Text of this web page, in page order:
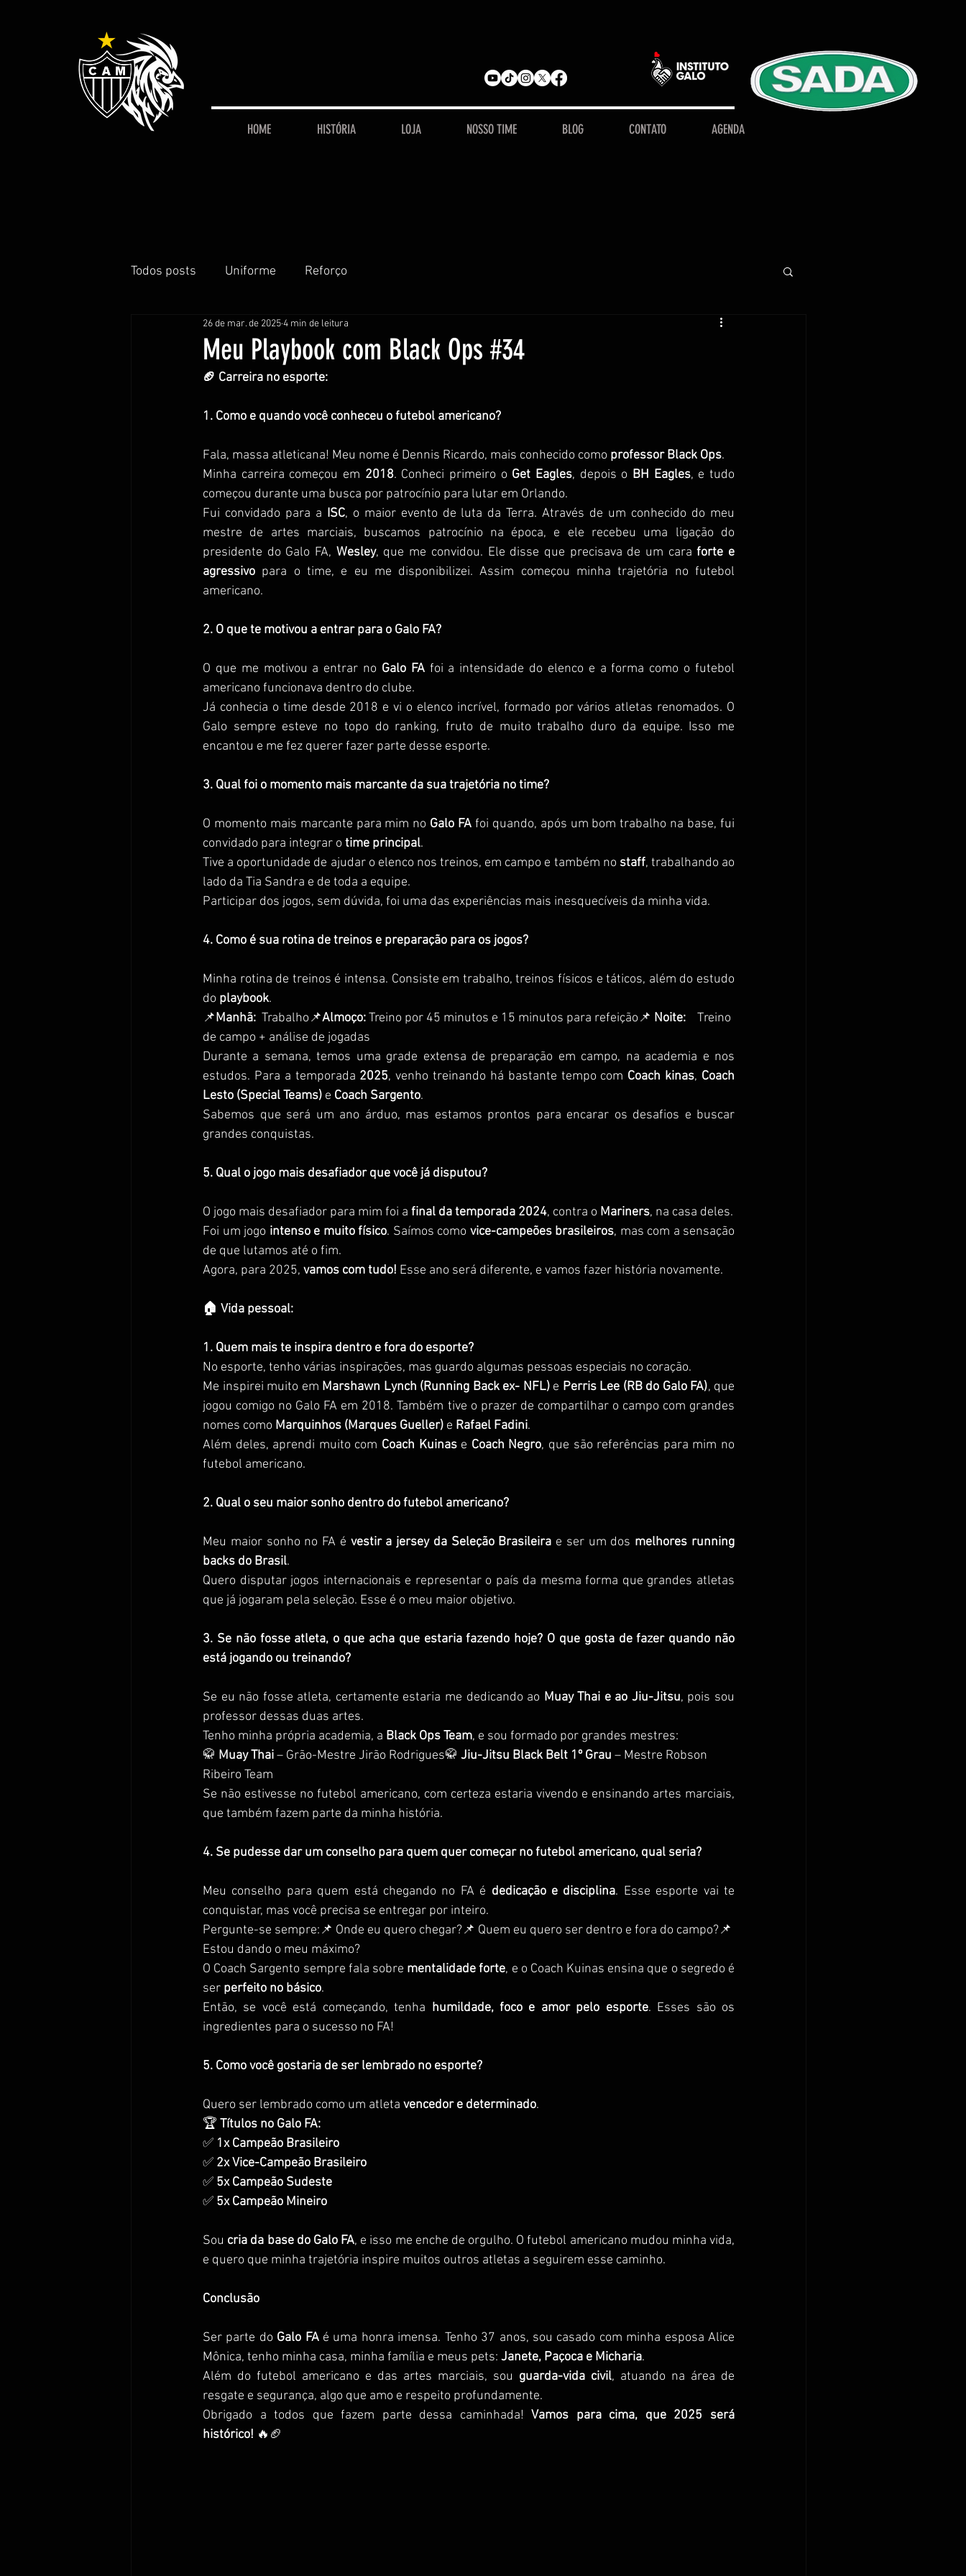
HOME HISTÓRIA LOJA NOSSO TIME BLOG CONTATO AGENDA
Todos posts Uniforme Reforço
Meu Playbook com Black Ops #34
26 de mar. de 20254 min de leitura
🏈 Carreira no esporte:
1. Como e quando você conheceu o futebol americano?
Fala, massa atleticana! Meu nome é Dennis Ricardo, mais conhecido como professor Black Ops.
Minha carreira começou em 2018. Conheci primeiro o Get Eagles, depois o BH Eagles, e tudo
começou durante uma busca por patrocínio para lutar em Orlando.
Fui convidado para a ISC, o maior evento de luta da Terra. Através de um conhecido do meu
mestre de artes marciais, buscamos patrocínio na época, e ele recebeu uma ligação do
presidente do Galo FA, Wesley, que me convidou. Ele disse que precisava de um cara forte e
agressivo para o time, e eu me disponibilizei. Assim começou minha trajetória no futebol
americano.
2. O que te motivou a entrar para o Galo FA?
O que me motivou a entrar no Galo FA foi a intensidade do elenco e a forma como o futebol
americano funcionava dentro do clube.
Já conhecia o time desde 2018 e vi o elenco incrível, formado por vários atletas renomados. O
Galo sempre esteve no topo do ranking, fruto de muito trabalho duro da equipe. Isso me
encantou e me fez querer fazer parte desse esporte.
3. Qual foi o momento mais marcante da sua trajetória no time?
O momento mais marcante para mim no Galo FA foi quando, após um bom trabalho na base, fui
convidado para integrar o time principal.
Tive a oportunidade de ajudar o elenco nos treinos, em campo e também no staff, trabalhando ao
lado da Tia Sandra e de toda a equipe.
Participar dos jogos, sem dúvida, foi uma das experiências mais inesquecíveis da minha vida.
4. Como é sua rotina de treinos e preparação para os jogos?
Minha rotina de treinos é intensa. Consiste em trabalho, treinos físicos e táticos, além do estudo
do playbook.
📌Manhã: Trabalho📌Almoço: Treino por 45 minutos e 15 minutos para refeição📌 Noite: Treino
de campo + análise de jogadas
Durante a semana, temos uma grade extensa de preparação em campo, na academia e nos
estudos. Para a temporada 2025, venho treinando há bastante tempo com Coach kinas, Coach
Lesto (Special Teams) e Coach Sargento.
Sabemos que será um ano árduo, mas estamos prontos para encarar os desafios e buscar
grandes conquistas.
5. Qual o jogo mais desafiador que você já disputou?
O jogo mais desafiador para mim foi a final da temporada 2024, contra o Mariners, na casa deles.
Foi um jogo intenso e muito físico. Saímos como vice-campeões brasileiros, mas com a sensação
de que lutamos até o fim.
Agora, para 2025, vamos com tudo! Esse ano será diferente, e vamos fazer história novamente.
🏠 Vida pessoal:
1. Quem mais te inspira dentro e fora do esporte?
No esporte, tenho várias inspirações, mas guardo algumas pessoas especiais no coração.
Me inspirei muito em Marshawn Lynch (Running Back ex- NFL) e Perris Lee (RB do Galo FA), que
jogou comigo no Galo FA em 2018. Também tive o prazer de compartilhar o campo com grandes
nomes como Marquinhos (Marques Gueller) e Rafael Fadini.
Além deles, aprendi muito com Coach Kuinas e Coach Negro, que são referências para mim no
futebol americano.
2. Qual o seu maior sonho dentro do futebol americano?
Meu maior sonho no FA é vestir a jersey da Seleção Brasileira e ser um dos melhores running
backs do Brasil.
Quero disputar jogos internacionais e representar o país da mesma forma que grandes atletas
que já jogaram pela seleção. Esse é o meu maior objetivo.
3. Se não fosse atleta, o que acha que estaria fazendo hoje? O que gosta de fazer quando não
está jogando ou treinando?
Se eu não fosse atleta, certamente estaria me dedicando ao Muay Thai e ao Jiu-Jitsu, pois sou
professor dessas duas artes.
Tenho minha própria academia, a Black Ops Team, e sou formado por grandes mestres:
🥋 Muay Thai – Grão-Mestre Jirão Rodrigues🥋 Jiu-Jitsu Black Belt 1º Grau – Mestre Robson
Ribeiro Team
Se não estivesse no futebol americano, com certeza estaria vivendo e ensinando artes marciais,
que também fazem parte da minha história.
4. Se pudesse dar um conselho para quem quer começar no futebol americano, qual seria?
Meu conselho para quem está chegando no FA é dedicação e disciplina. Esse esporte vai te
conquistar, mas você precisa se entregar por inteiro.
Pergunte-se sempre:📌 Onde eu quero chegar?📌 Quem eu quero ser dentro e fora do campo?📌
Estou dando o meu máximo?
O Coach Sargento sempre fala sobre mentalidade forte, e o Coach Kuinas ensina que o segredo é
ser perfeito no básico.
Então, se você está começando, tenha humildade, foco e amor pelo esporte. Esses são os
ingredientes para o sucesso no FA!
5. Como você gostaria de ser lembrado no esporte?
Quero ser lembrado como um atleta vencedor e determinado.
🏆 Títulos no Galo FA:
✅ 1x Campeão Brasileiro
✅ 2x Vice-Campeão Brasileiro
✅ 5x Campeão Sudeste
✅ 5x Campeão Mineiro
Sou cria da base do Galo FA, e isso me enche de orgulho. O futebol americano mudou minha vida,
e quero que minha trajetória inspire muitos outros atletas a seguirem esse caminho.
Conclusão
Ser parte do Galo FA é uma honra imensa. Tenho 37 anos, sou casado com minha esposa Alice
Mônica, tenho minha casa, minha família e meus pets: Janete, Paçoca e Micharia.
Além do futebol americano e das artes marciais, sou guarda-vida civil, atuando na área de
resgate e segurança, algo que amo e respeito profundamente.
Obrigado a todos que fazem parte dessa caminhada! Vamos para cima, que 2025 será
histórico! 🔥🏈